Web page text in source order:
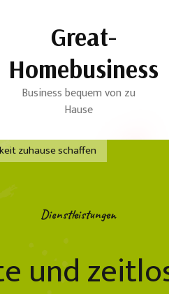
Great-
Homebusiness
Business bequem von zu
Hause
zuhause schaffen
Dienstleistungen
und